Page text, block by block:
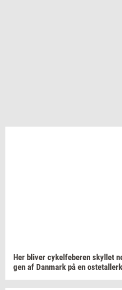
Her bli­ver cy­kel­fe­be­ren skyl­let
gen af Dan­mark på en